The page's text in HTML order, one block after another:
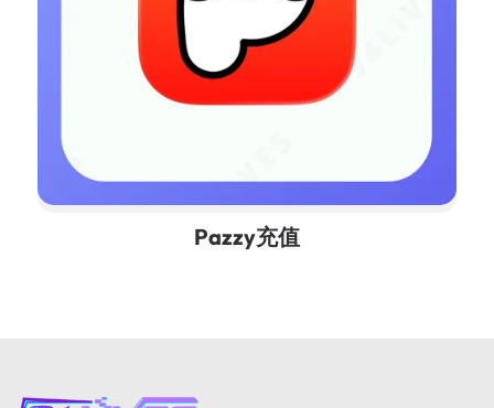
Pazzy充值